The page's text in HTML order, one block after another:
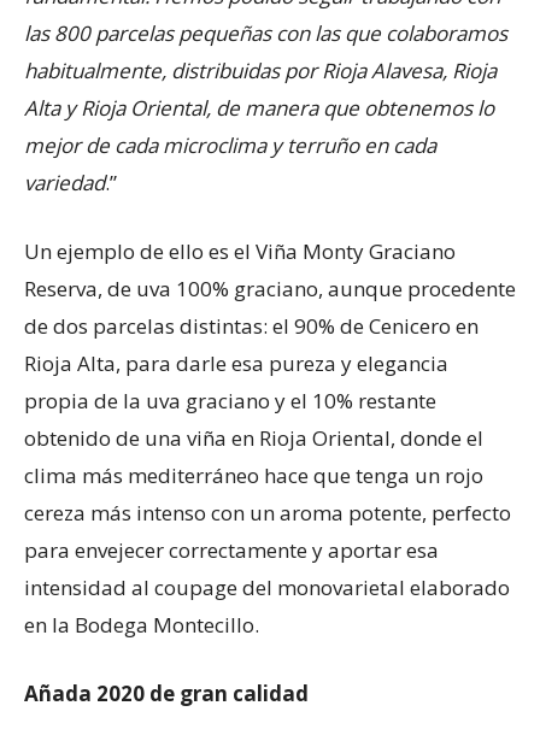
las 800 parcelas pequeñas con las que colaboramos
habitualmente, distribuidas por Rioja Alavesa, Rioja
Alta y Rioja Oriental, de manera que obtenemos lo
mejor de cada microclima y terruño en cada
variedad.”
Un ejemplo de ello es el Viña Monty Graciano
Reserva, de uva 100% graciano, aunque procedente
de dos parcelas distintas: el 90% de Cenicero en
Rioja Alta, para darle esa pureza y elegancia
propia de la uva graciano y el 10% restante
obtenido de una viña en Rioja Oriental, donde el
clima más mediterráneo hace que tenga un rojo
cereza más intenso con un aroma potente, perfecto
para envejecer correctamente y aportar esa
intensidad al coupage del monovarietal elaborado
en la Bodega Montecillo.
Añada 2020 de gran calidad